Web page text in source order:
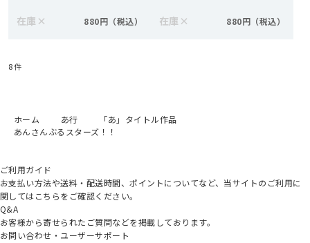
在庫 × 880円 在庫 × 880円
8件
ホーム あ行
「あ」タイトル作品
あんさんぶるスターズ！！
ご利用ガイド
お支払い方法や送料・配送時間、ポイントについてなど、当サイトのご利用に
関してはこちらをご確認ください。
Q&A
お客様から寄せられたご質問などを掲載しております。
お問い合わせ・ユーザーサポート